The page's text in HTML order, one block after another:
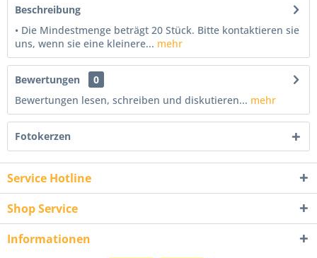
Beschreibung
• Die Mindestmenge beträgt 20 Stück. Bitte kontaktieren sie
uns, wenn sie eine kleinere... mehr
Bewertungen
0
Bewertungen lesen, schreiben und diskutieren... mehr
Fotokerzen
Service Hotline
Shop Service
Informationen